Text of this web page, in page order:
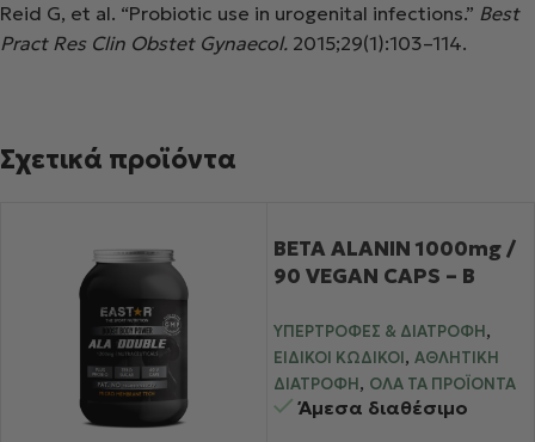
Reid G, et al. “Probiotic use in urogenital infections.” Best
Pract Res Clin Obstet Gynaecol. 2015;29(1):103–114.
Σχετικά προϊόντα
BETA ALANIN 1000mg /
90 VEGAN CAPS – Β
μυϊκής καταπόνισης –
Περισσότερες
επαναλήψεις στα βάρη
ΥΠΕΡΤΡΟΦΈΣ & ΔΙΑΤΡΟΦΉ,
ΕΙΔΙΚΟΊ ΚΩΔΙΚΟΊ, ΑΘΛΗΤΙΚΉ
ΔΙΑΤΡΟΦΉ, ΌΛΑ ΤΑ ΠΡΟΪΌΝΤΑ
Άμεσα διαθέσιμο